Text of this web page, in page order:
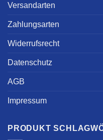
Versandarten
Zahlungsarten
Widerrufsrecht
Datenschutz
AGB
Impressum
PRODUKT